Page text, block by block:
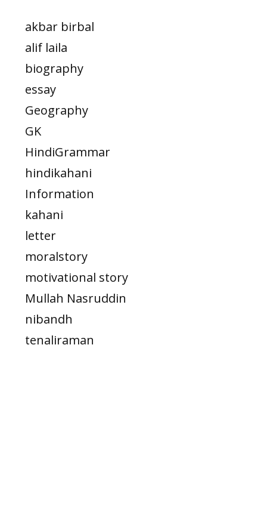
akbar birbal
alif laila
biography
essay
Geography
GK
HindiGrammar
hindikahani
Information
kahani
letter
moralstory
motivational story
Mullah Nasruddin
nibandh
tenaliraman